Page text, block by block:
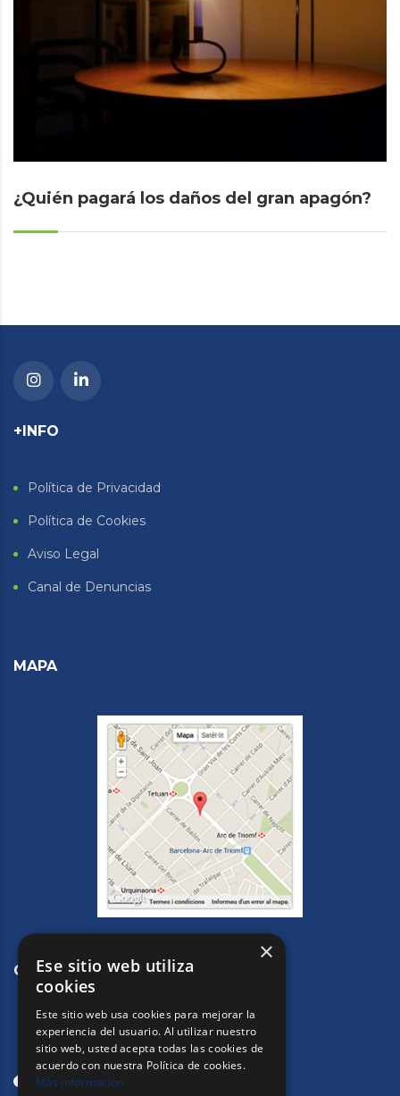
¿Quién pagará los daños del gran apagón?
+INFO
Política de Privacidad
Política de Cookies
Aviso Legal
Canal de Denuncias
MAPA
CONTACTE
×
Ese sitio web utiliza
cookies
Este sitio web usa cookies para mejorar la
experiencia del usuario. Al utilizar nuestro
sitio web, usted acepta todas las cookies de
acuerdo con nuestra Política de cookies.
Más información